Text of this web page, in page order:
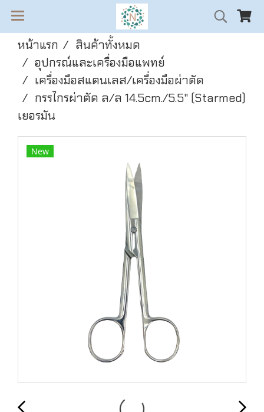
หน้าแรก
สินค้าทั้งหมด
อุปกรณ์และเครื่องมือแพทย์
เครื่องมือสแตนเลส/เครื่องมือผ่าตัด
กรรไกรผ่าตัด ล/ล 14.5cm./5.5" (Starmed)
เยอรมัน
New